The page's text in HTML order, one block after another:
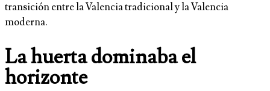
transición entre la Valencia tradicional y la Valencia
moderna.
La huerta dominaba el
horizonte